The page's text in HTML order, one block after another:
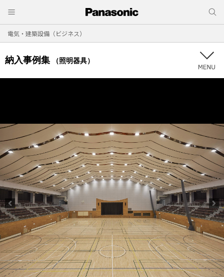
電気・建築設備（ビジネス）
納入事例集 （照明器具）